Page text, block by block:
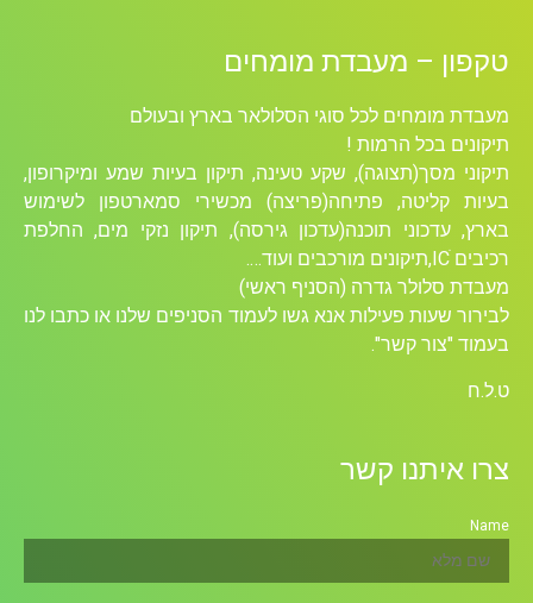
טקפון – מעבדת מומחים
מעבדת מומחים לכל סוגי הסלולאר בארץ ובעולם
תיקונים בכל הרמות !
תיקוני מסך(תצוגה), שקע טעינה, תיקון בעיות שמע ומיקרופון,
בעיות קליטה, פתיחה(פריצה) מכשירי סמארטפון לשימוש
בארץ, עדכוני תוכנה(עדכון גירסה), תיקון נזקי מים, החלפת
רכיבים ICׁ,תיקונים מורכבים ועוד….
מעבדת סלולר גדרה (הסניף ראשי)
לבירור שעות פעילות אנא גשו לעמוד הסניפים שלנו או כתבו לנו
בעמוד "צור קשר".
ט.ל.ח
צרו איתנו קשר
Name